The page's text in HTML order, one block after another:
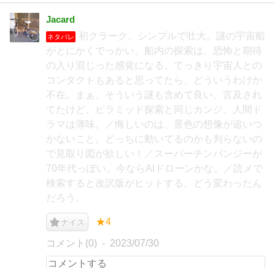
Jacard
ネタバレ
初クラーク。シンプルで壮大。謎の宇宙船
がとにかくでっかい。船内の探索は、恐怖と期待
の入り混じった感覚になる。てっきり宇宙人との
コンタクトもあると思ってたら、どういうわけか
不在。まぁ、そういう謎も含めて良い。言及され
てたけど、ピラミッド探索と同じカンジ。人間ド
ラマは薄味。／悔しいのは、景色の想像が追いつ
かないこと。どっちに動いてるのかも判らないの
で見取り図が欲しい！／スーパーチンパンジーが
70年代っぽい。今ならAIドローンかな。／読メで
検索すると改訳版がヒットする。どう変わったん
だろう。
ナイス ★4
コメント(0) 2023/07/30